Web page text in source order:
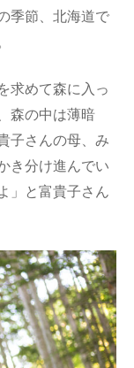
季節、北海道で
求めて森に入っ
森の中は薄暗
子さんの母、み
き分け進んでい
」と富貴子さん